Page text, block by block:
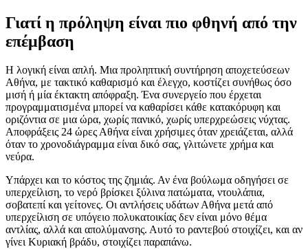
Γιατί η πρόληψη είναι πιο φθηνή από την
επέμβαση
Η λογική είναι απλή. Μια προληπτική συντήρηση αποχετεύσεων
Αθήνα, με τακτικό καθαρισμό και έλεγχο, κοστίζει συνήθως όσο
μισή ή μία έκτακτη απόφραξη. Ένα συνεργείο που έρχεται
προγραμματισμένα μπορεί να καθαρίσει κάθε κατακόρυφη και
οριζόντια σε μια ώρα, χωρίς πανικό, χωρίς υπερχρεώσεις νύχτας.
Αποφράξεις 24 ώρες Αθήνα είναι χρήσιμες όταν χρειάζεται, αλλά
όταν το χρονοδιάγραμμα είναι δικό σας, γλιτώνετε χρήμα και
νεύρα.
Υπάρχει και το κόστος της ζημιάς. Αν ένα βούλωμα οδηγήσει σε
υπερχείλιση, το νερό βρίσκει ξύλινα πατώματα, ντουλάπια,
σοβατεπί και γείτονες. Οι αντλήσεις υδάτων Αθήνα μετά από
υπερχείλιση σε υπόγειο πολυκατοικίας δεν είναι μόνο θέμα
αντλίας, αλλά και απολύμανσης. Αυτό το ραντεβού στοιχίζει, και αν
γίνει Κυριακή βράδυ, στοιχίζει παραπάνω.